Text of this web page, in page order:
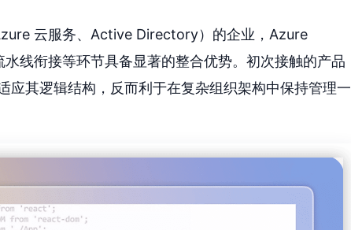
云服务、Active Directory）的企业，Azure
线衔接等环节具备显著的整合优势。初次接触的产品
应其逻辑结构，反而利于在复杂组织架构中保持管理一